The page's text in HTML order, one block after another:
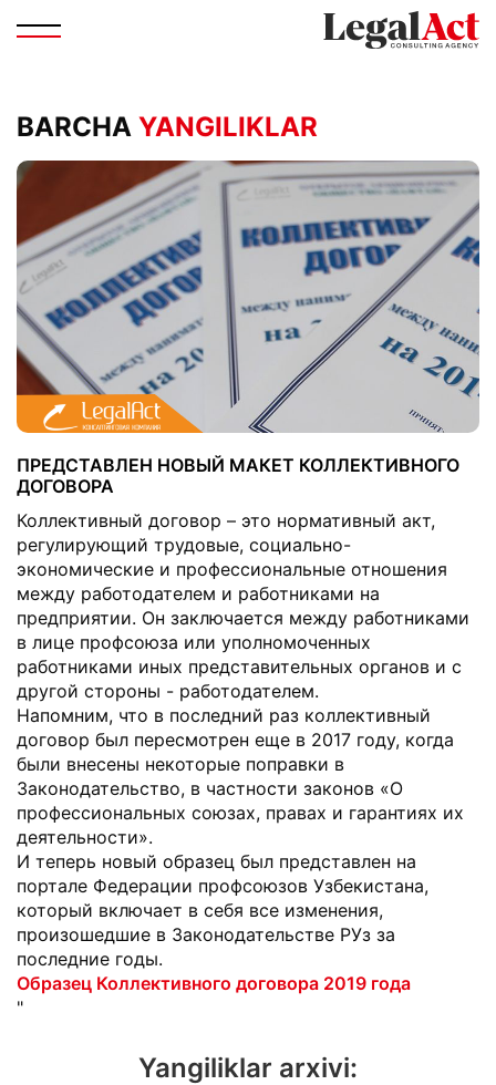
BARCHA YANGILIKLAR
ПРЕДСТАВЛЕН НОВЫЙ МАКЕТ КОЛЛЕКТИВНОГО
ДОГОВОРА
Коллективный договор – это нормативный акт,
регулирующий трудовые, социально-
экономические и профессиональные отношения
между работодателем и работниками на
предприятии. Он заключается между работниками
в лице профсоюза или уполномоченных
работниками иных представительных органов и с
другой стороны - работодателем.
Напомним, что в последний раз коллективный
договор был пересмотрен еще в 2017 году, когда
были внесены некоторые поправки в
Законодательство, в частности законов «О
профессиональных союзах, правах и гарантиях их
деятельности».
И теперь новый образец был представлен на
портале Федерации профсоюзов Узбекистана,
который включает в себя все изменения,
произошедшие в Законодательстве РУз за
последние годы.
Образец Коллективного договора 2019 года
"
Yangiliklar arxivi: